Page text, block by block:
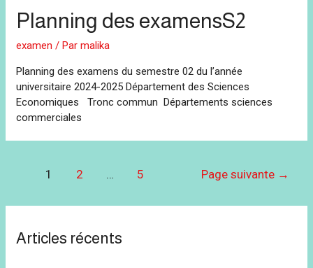
Planning des examensS2
examen / Parmalika
Planning des examens du semestre 02 du l’année
universitaire 2024-2025 Département des Sciences
Economiques Tronc commun Départements sciences
commerciales
Navigation
1 2 … 5 Page suivante →
Articles récents